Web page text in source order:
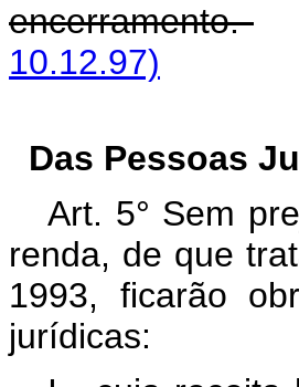
encerramento.
10.12.97)
Das Pessoas
Art. 5° Sem
renda, de que
1993, ficarão
jurídicas: